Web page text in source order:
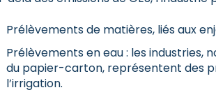
Prélèvements de matières, liés aux
Prélèvements en eau : les industries,
du papier-carton, représentent des
l’irrigation.